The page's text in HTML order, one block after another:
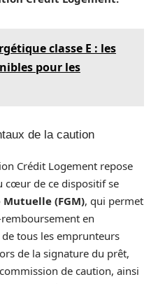
classe E : les
pour les
de la caution
Crédit Logement repose
cœur de ce dispositif se
Mutuelle (FGM), qui permet
en
tous les emprunteurs
de la signature du prêt,
de caution, ainsi